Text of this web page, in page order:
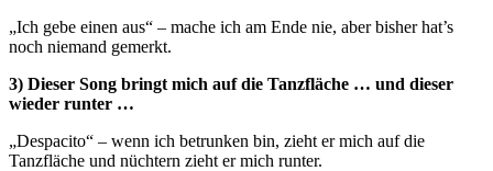
„Ich gebe einen aus“ – mache ich am Ende nie, aber bisher hat’s
noch niemand gemerkt.
3) Dieser Song bringt mich auf die Tanzfläche … und dieser
wieder runter …
„Despacito“ – wenn ich betrunken bin, zieht er mich auf die
Tanzfläche und nüchtern zieht er mich runter.